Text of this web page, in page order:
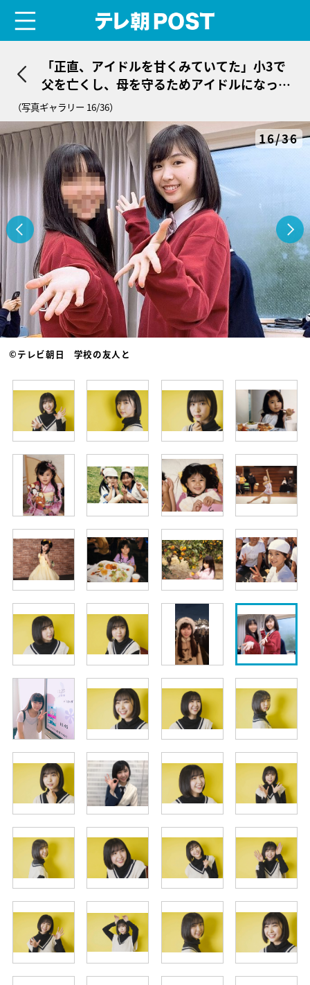
「正直、アイドルを甘くみていてた」小3で
父を亡くし、母を守るためアイドルになった
16歳少女＜中村守里＞
（写真ギャラリー 16/36）
16/36
©テレビ朝日 学校の友人と